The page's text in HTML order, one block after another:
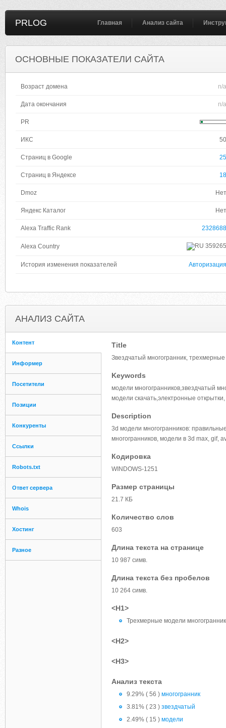
PRLOG Главная Анализ сайта
ОСНОВНЫЕ ПОКАЗАТЕЛИ САЙТА
Возраст домена n/a
Дата окончания n/a
PR
ИКС 50
Страниц в Google 25
Страниц в Яндексе 18
Dmoz Нет
Яндекс Каталог Нет
Alexa Traffic Rank 2328688
Alexa Country 359265
История изменения показателей Авторизация
АНАЛИЗ САЙТА
Контент
Информер
Посетители
Позиции
Конкуренты
Ссылки
Robots.txt
Ответ сервера
Whois
Хостинг
Разное
Title
Звездчатый многогранник,
Keywords
модели многогранников,звездчатый
модели скачать,электронные
Description
3d модели многогранников:
многогранников, модели в 3d max, gif,
Кодировка
WINDOWS-1251
Размер страницы
21.7 КБ
Количество слов
603
Длина текста на странице
10 987 симв.
Длина текста без пробелов
10 264 симв.
<H1>
Трехмерные модели
<H2>
<H3>
Анализ текста
9.29% ( 56 ) многогранник
3.81% ( 23 ) звездчатый
2.49% ( 15 ) модели